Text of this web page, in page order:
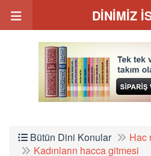
DİNİMİZ
Bütün Dini Konular
Hac
Kadınların hacca gitmesi